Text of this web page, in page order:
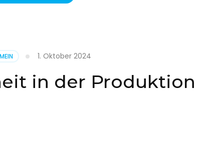
1. Oktober 2024
in der Produktion